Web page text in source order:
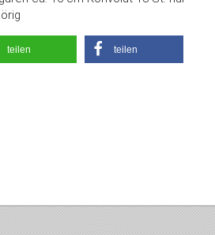
teilen teilen